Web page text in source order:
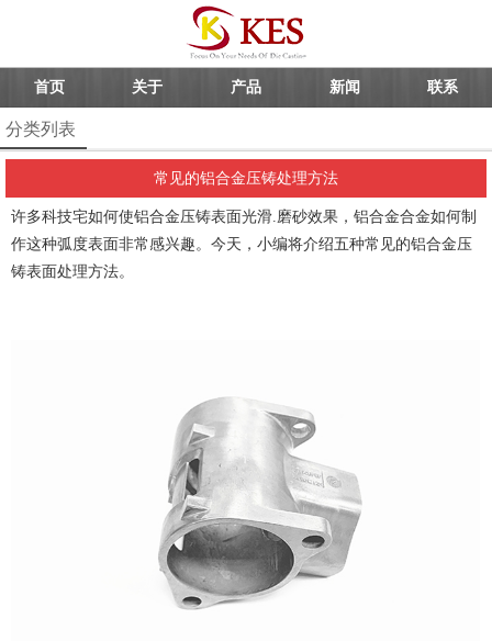
首页 关于 产品 新闻 联系
分类列表
常见的铝合金压铸处理方法
许多科技宅如何使铝合金压铸表面光滑.磨砂效果，铝合金合金如何制
作这种弧度表面非常感兴趣。今天，小编将介绍五种常见的铝合金压
铸表面处理方法。